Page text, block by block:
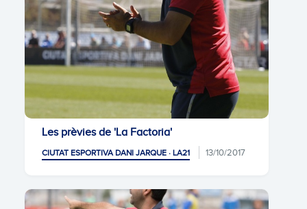
Les prèvies de 'La Factoria'
CIUTAT ESPORTIVA DANI JARQUE · LA21 13/10/2017